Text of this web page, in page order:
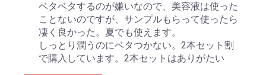
ベタベタするのが嫌いなので、美容液は使った
ことないのですが、サンプルもらって使ったら
凄く良かった。夏でも使えます。
しっとり潤うのにベタつかない。2本セット割
で購入しています。2本セットはありがたい